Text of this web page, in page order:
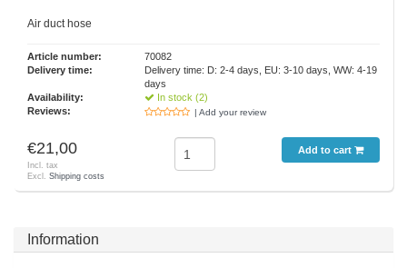
Air duct hose
Article number:
70082
Delivery time:
Delivery time: D: 2-4 days, EU: 3-10 days, WW: 4-19
days
Availability:
In stock (2)
Reviews:
| Add your review
€21,00
Incl. tax
Excl. Shipping costs
Add to cart
Information